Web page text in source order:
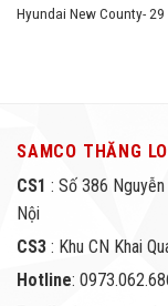
Hyundai New County- 29
SAMCO THĂNG
CS1 : Số 386 Nguyễn
Nội
CS3 : Khu CN Khai
Hotline: